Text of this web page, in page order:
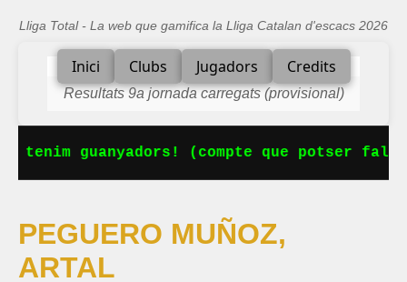
Lliga Total - La web que gamifica la Lliga Catalan d'escacs 2026
Inici Clubs Jugadors Credits
Resultats 9a jornada carregats (provisional)
tenim guanyadors! (compte que potser
PEGUERO MUÑOZ,
ARTAL